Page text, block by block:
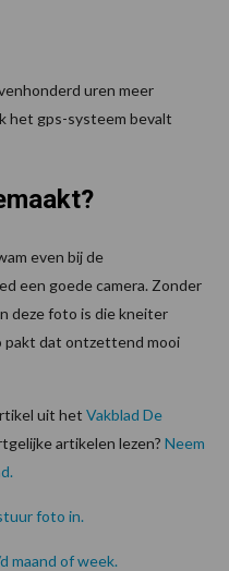
uren meer
het gps-systeem bevalt
even bij de
een goede camera. Zonder
deze foto is die kneiter
pakt dat ontzettend mooi
uit het Vakblad De
artikelen lezen? Neem
foto in.
maand of week.